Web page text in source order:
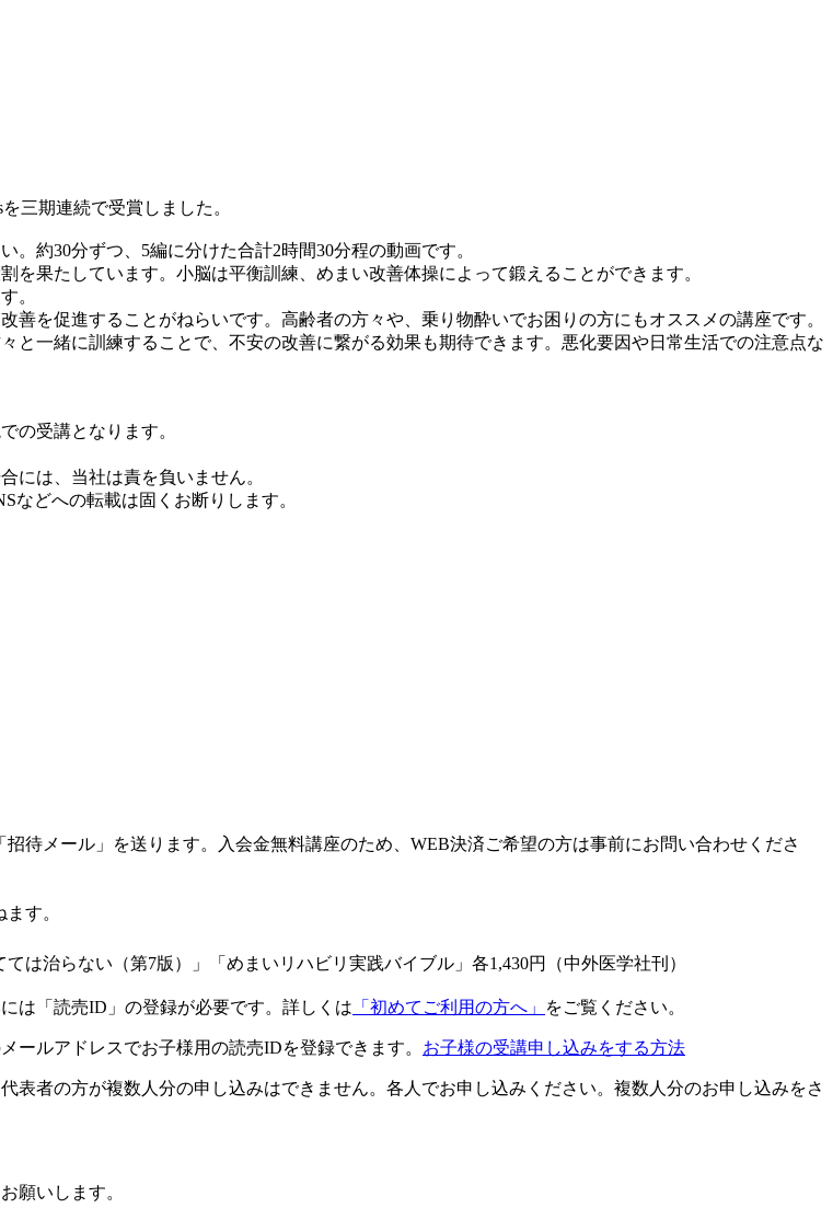
三期連続で受賞しました。
約30分ずつ、5編に分けた合計2時間30分程の動画です。
果たしています。小脳は平衡訓練、めまい改善体操によって鍛えることができます。
。
を促進することがねらいです。高齢者の方々や、乗り物酔いでお困りの方にもオススメの講座です。
一緒に訓練することで、不安の改善に繋がる効果も期待できます。悪化要因や日常生活での注意点な
の受講となります。
には、当社は責を負いません。
などへの転載は固くお断りします。
メール」を送ります。入会金無料講座のため、WEB決済ご希望の方は事前にお問い合わせくださ
す。
は治らない（第7版）」「めまいリハビリ実践バイブル」各1,430円（中外医学社刊）
は「読売ID」の登録が必要です。詳しくは 「初めてご利用の方へ」 をご覧ください。
ルアドレスでお子様用の読売IDを登録できます。 お子様の受講申し込みをする方法
者の方が複数人分の申し込みはできません。各人でお申し込みください。複数人分のお申し込みをさ
願いします。